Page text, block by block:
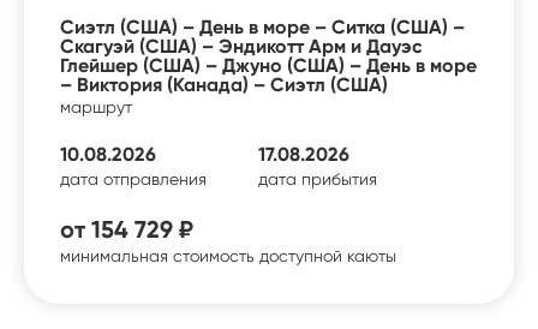
Сиэтл (США) – День в море – Ситка (США) –
Скагуэй (США) – Эндикотт Арм и Дауэс
Глейшер (США) – Джуно (США) – День в море
– Виктория (Канада) – Сиэтл (США)
маршрут
10.08.2026
дата отправления
17.08.2026
дата прибытия
от 154 729 ₽
минимальная стоимость доступной каюты